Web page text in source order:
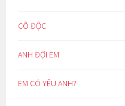
CÔ ĐỘC
ANH ĐỢI EM
EM CÓ YÊU ANH?